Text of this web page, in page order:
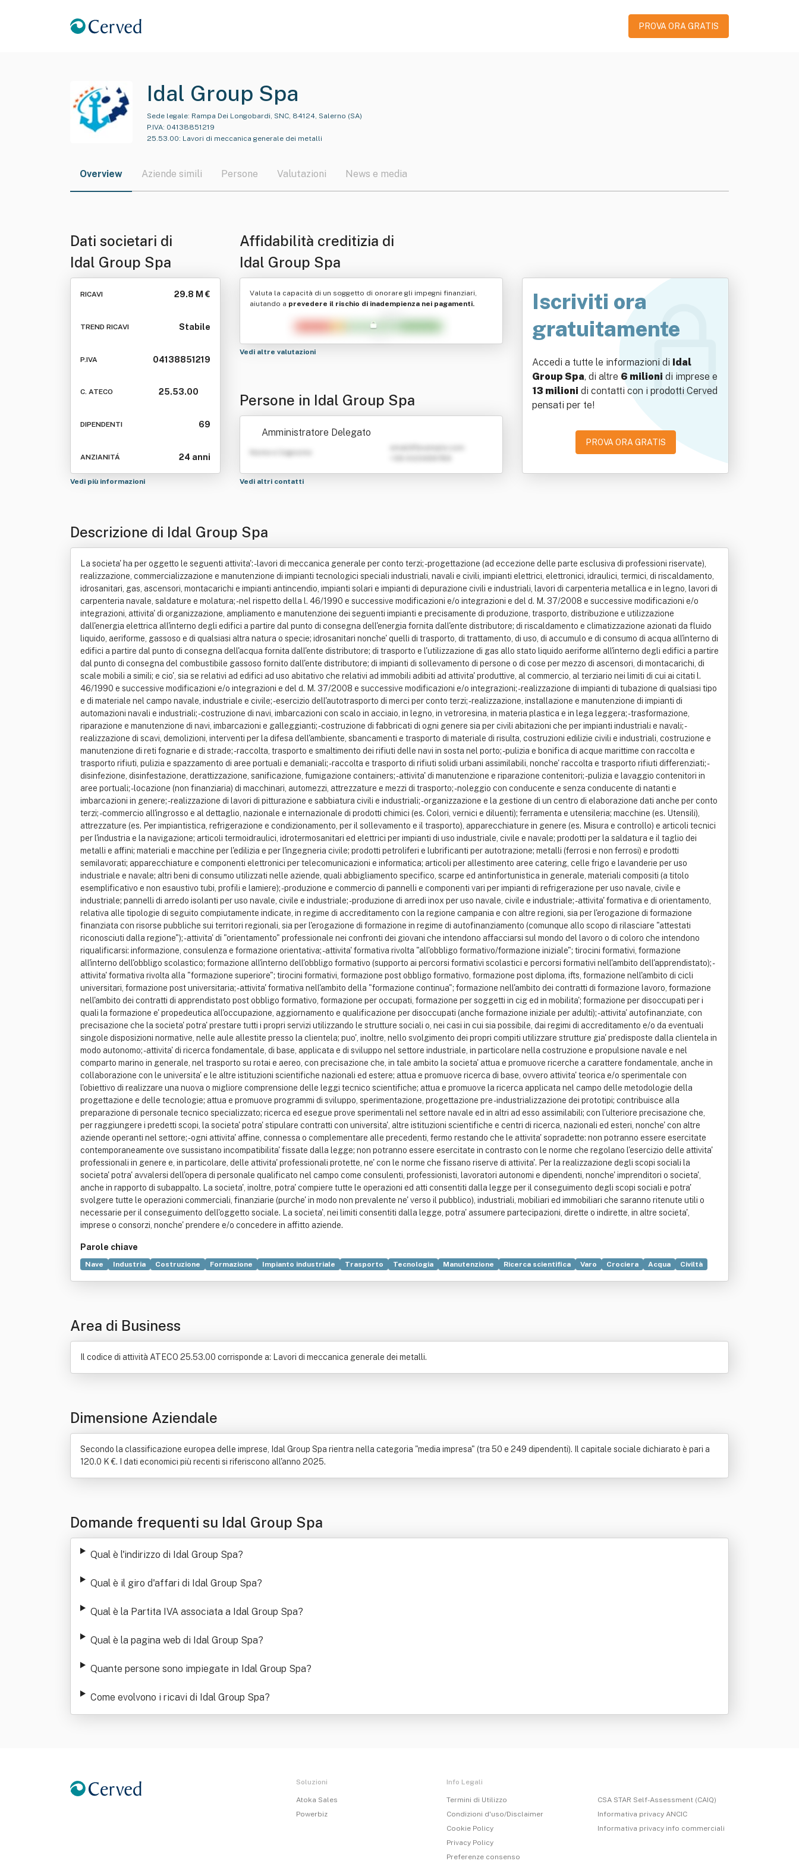
PROVA ORA GRATIS
Idal Group Spa
Sede legale: Rampa Dei Longobardi, SNC, 84124, Salerno (SA)
P.IVA: 04138851219
25.53.00: Lavori di meccanica generale dei metalli
Overview Aziende simili Persone Valutazioni News e media
Dati societari di
Idal Group Spa
RICAVI 29.8 M €
TREND RICAVI Stabile
P.IVA 04138851219
C. ATECO 25.53.00
DIPENDENTI 69
ANZIANITÁ 24 anni
Vedi più informazioni
Affidabilità creditizia di
Idal Group Spa
Valuta la capacità di un soggetto di onorare gli impegni finanziari,
aiutando a prevedere il rischio di inadempienza nei pagamenti.
Vedi altre valutazioni
Persone in Idal Group Spa
Amministratore Delegato
Nome e Cognome
Vedi altri contatti
Iscriviti ora
gratuitamente
Accedi a tutte le informazioni di Idal
Group Spa, di altre 6 milioni di imprese e
13 milioni di contatti con i prodotti Cerved
pensati per te!
PROVA ORA GRATIS
Descrizione di Idal Group Spa
La societa' ha per oggetto le seguenti attivita': - lavori di meccanica generale per conto terzi; - progettazione (ad eccezione delle parte esclusiva di professioni riservate),
realizzazione, commercializzazione e manutenzione di impianti tecnologici speciali industriali, navali e civili, impianti elettrici, elettronici, idraulici, termici, di riscaldamento,
idrosanitari, gas, ascensori, montacarichi e impianti antincendio, impianti solari e impianti di depurazione civili e industriali, lavori di carpenteria metallica e in legno, lavori di
carpenteria navale, saldature e molatura; - nel rispetto della l. 46/1990 e successive modificazioni e/o integrazioni e del d. M. 37/2008 e successive modificazioni e/o
integrazioni, attivita' di organizzazione, ampliamento e manutenzione dei seguenti impianti e precisamente di produzione, trasporto, distribuzione e utilizzazione
dall'energia elettrica all'interno degli edifici a partire dal punto di consegna dell'energia fornita dall'ente distributore; di riscaldamento e climatizzazione azionati da fluido
liquido, aeriforme, gassoso e di qualsiasi altra natura o specie; idrosanitari nonche' quelli di trasporto, di trattamento, di uso, di accumulo e di consumo di acqua all'interno di
edifici a partire dal punto di consegna dell'acqua fornita dall'ente distributore; di trasporto e l'utilizzazione di gas allo stato liquido aeriforme all'interno degli edifici a partire
dal punto di consegna del combustibile gassoso fornito dall'ente distributore; di impianti di sollevamento di persone o di cose per mezzo di ascensori, di montacarichi, di
scale mobili a simili; e cio', sia se relativi ad edifici ad uso abitativo che relativi ad immobili adibiti ad attivita' produttive, al commercio, al terziario nei limiti di cui ai citati l.
46/1990 e successive modificazioni e/o integrazioni e del d. M. 37/2008 e successive modificazioni e/o integrazioni; - realizzazione di impianti di tubazione di qualsiasi tipo
e di materiale nel campo navale, industriale e civile; - esercizio dell'autotrasporto di merci per conto terzi; - realizzazione, installazione e manutenzione di impianti di
automazioni navali e industriali; - costruzione di navi, imbarcazioni con scalo in acciaio, in legno, in vetroresina, in materia plastica e in lega leggera; - trasformazione,
riparazione e manutenzione di navi, imbarcazioni e galleggianti; - costruzione di fabbricati di ogni genere sia per civili abitazioni che per impianti industriali e navali; -
realizzazione di scavi, demolizioni, interventi per la difesa dell'ambiente, sbancamenti e trasporto di materiale di risulta, costruzioni edilizie civili e industriali, costruzione e
manutenzione di reti fognarie e di strade; - raccolta, trasporto e smaltimento dei rifiuti delle navi in sosta nel porto; - pulizia e bonifica di acque marittime con raccolta e
trasporto rifiuti, pulizia e spazzamento di aree portuali e demaniali; - raccolta e trasporto di rifiuti solidi urbani assimilabili, nonche' raccolta e trasporto rifiuti differenziati; -
disinfezione, disinfestazione, derattizzazione, sanificazione, fumigazione containers; - attivita' di manutenzione e riparazione contenitori; - pulizia e lavaggio contenitori in
aree portuali; - locazione (non finanziaria) di macchinari, automezzi, attrezzature e mezzi di trasporto; - noleggio con conducente e senza conducente di natanti e
imbarcazioni in genere; - realizzazione di lavori di pitturazione e sabbiatura civili e industriali; - organizzazione e la gestione di un centro di elaborazione dati anche per conto
terzi; - commercio all'ingrosso e al dettaglio, nazionale e internazionale di prodotti chimici (es. Colori, vernici e diluenti); ferramenta e utensileria; macchine (es. Utensili),
attrezzature (es. Per impiantistica, refrigerazione e condizionamento, per il sollevamento e il trasporto), apparecchiature in genere (es. Misura e controllo) e articoli tecnici
per l'industria e la navigazione; articoli termoidraulici, idrotermosanitari ed elettrici per impianti di uso industriale, civile e navale; prodotti per la saldatura e il taglio dei
metalli e affini; materiali e macchine per l'edilizia e per l'ingegneria civile; prodotti petroliferi e lubrificanti per autotrazione; metalli (ferrosi e non ferrosi) e prodotti
semilavorati; apparecchiature e componenti elettronici per telecomunicazioni e informatica; articoli per allestimento aree catering, celle frigo e lavanderie per uso
industriale e navale; altri beni di consumo utilizzati nelle aziende, quali abbigliamento specifico, scarpe ed antinfortunistica in generale, materiali compositi (a titolo
esemplificativo e non esaustivo tubi, profili e lamiere); - produzione e commercio di pannelli e componenti vari per impianti di refrigerazione per uso navale, civile e
industriale; pannelli di arredo isolanti per uso navale, civile e industriale; - produzione di arredi inox per uso navale, civile e industriale; - attivita' formativa e di orientamento,
relativa alle tipologie di seguito compiutamente indicate, in regime di accreditamento con la regione campania e con altre regioni, sia per l'erogazione di formazione
finanziata con risorse pubbliche sui territori regionali, sia per l'erogazione di formazione in regime di autofinanziamento (comunque allo scopo di rilasciare "attestati
riconosciuti dalla regione"); - attivita' di "orientamento" professionale nei confronti dei giovani che intendono affacciarsi sul mondo del lavoro o di coloro che intendono
riqualificarsi: informazione, consulenza e formazione orientativa; - attivita' formativa rivolta "all'obbligo formativo/formazione iniziale"; tirocini formativi, formazione
all'interno dell'obbligo scolastico; formazione all'interno dell'obbligo formativo (supporto ai percorsi formativi scolastici e percorsi formativi nell'ambito dell'apprendistato); -
attivita' formativa rivolta alla "formazione superiore"; tirocini formativi, formazione post obbligo formativo, formazione post diploma, ifts, formazione nell'ambito di cicli
universitari, formazione post universitaria; - attivita' formativa nell'ambito della "formazione continua"; formazione nell'ambito dei contratti di formazione lavoro, formazione
nell'ambito dei contratti di apprendistato post obbligo formativo, formazione per occupati, formazione per soggetti in cig ed in mobilita'; formazione per disoccupati per i
quali la formazione e' propedeutica all'occupazione, aggiornamento e qualificazione per disoccupati (anche formazione iniziale per adulti); - attivita' autofinanziate, con
precisazione che la societa' potra' prestare tutti i propri servizi utilizzando le strutture sociali o, nei casi in cui sia possibile, dai regimi di accreditamento e/o da eventuali
singole disposizioni normative, nelle aule allestite presso la clientela; puo', inoltre, nello svolgimento dei propri compiti utilizzare strutture gia' predisposte dalla clientela in
modo autonomo; - attivita' di ricerca fondamentale, di base, applicata e di sviluppo nel settore industriale, in particolare nella costruzione e propulsione navale e nel
comparto marino in generale, nel trasporto su rotai e aereo, con precisazione che, in tale ambito la societa' attua e promuove ricerche a carattere fondamentale, anche in
collaborazione con le universita' e le altre istituzioni scientifiche nazionali ed estere; attua e promuove ricerca di base, ovvero attivita' teorica e/o sperimentale con
l'obiettivo di realizzare una nuova o migliore comprensione delle leggi tecnico scientifiche; attua e promuove la ricerca applicata nel campo delle metodologie della
progettazione e delle tecnologie; attua e promuove programmi di sviluppo, sperimentazione, progettazione pre - industrializzazione dei prototipi; contribuisce alla
preparazione di personale tecnico specializzato; ricerca ed esegue prove sperimentali nel settore navale ed in altri ad esso assimilabili; con l'ulteriore precisazione che,
per raggiungere i predetti scopi, la societa' potra' stipulare contratti con universita', altre istituzioni scientifiche e centri di ricerca, nazionali ed esteri, nonche' con altre
aziende operanti nel settore; - ogni attivita' affine, connessa o complementare alle precedenti, fermo restando che le attivita' sopradette: non potranno essere esercitate
contemporaneamente ove sussistano incompatibilita' fissate dalla legge; non potranno essere esercitate in contrasto con le norme che regolano l'esercizio delle attivita'
professionali in genere e, in particolare, delle attivita' professionali protette, ne' con le norme che fissano riserve di attivita'. Per la realizzazione degli scopi sociali la
societa' potra' avvalersi dell'opera di personale qualificato nel campo come consulenti, professionisti, lavoratori autonomi e dipendenti, nonche' imprenditori o societa',
anche in rapporto di subappalto. La societa', inoltre, potra' compiere tutte le operazioni ed atti consentiti dalla legge per il conseguimento degli scopi sociali e potra'
svolgere tutte le operazioni commerciali, finanziarie (purche' in modo non prevalente ne' verso il pubblico), industriali, mobiliari ed immobiliari che saranno ritenute utili o
necessarie per il conseguimento dell'oggetto sociale. La societa', nei limiti consentiti dalla legge, potra' assumere partecipazioni, dirette o indirette, in altre societa',
imprese o consorzi, nonche' prendere e/o concedere in affitto aziende.
Parole chiave
Nave Industria Costruzione Formazione Impianto industriale Trasporto Tecnologia Manutenzione Ricerca scientifica Varo Crociera Acqua
Civiltà
Area di Business
Il codice di attività ATECO 25.53.00 corrisponde a: Lavori di meccanica generale dei metalli.
Dimensione Aziendale
Secondo la classificazione europea delle imprese, Idal Group Spa rientra nella categoria "media impresa" (tra 50 e 249 dipendenti). Il capitale sociale dichiarato è pari a
120.0 K €. I dati economici più recenti si riferiscono all'anno 2025.
Domande frequenti su Idal Group Spa
Qual è l'indirizzo di Idal Group Spa?
Qual è il giro d'affari di Idal Group Spa?
Qual è la Partita IVA associata a Idal Group Spa?
Qual è la pagina web di Idal Group Spa?
Quante persone sono impiegate in Idal Group Spa?
Come evolvono i ricavi di Idal Group Spa?
Soluzioni
Atoka Sales
Powerbiz
Info Legali
Termini di Utilizzo
Condizioni d'uso/Disclaimer
Cookie Policy
Privacy Policy
Preferenze consenso
CSA STAR Self-Assessment (CAIQ)
Informativa privacy ANCIC
Informativa privacy info commerciali